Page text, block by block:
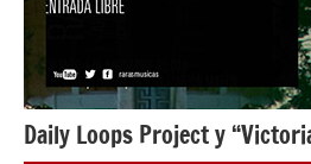
Daily Loops Project y